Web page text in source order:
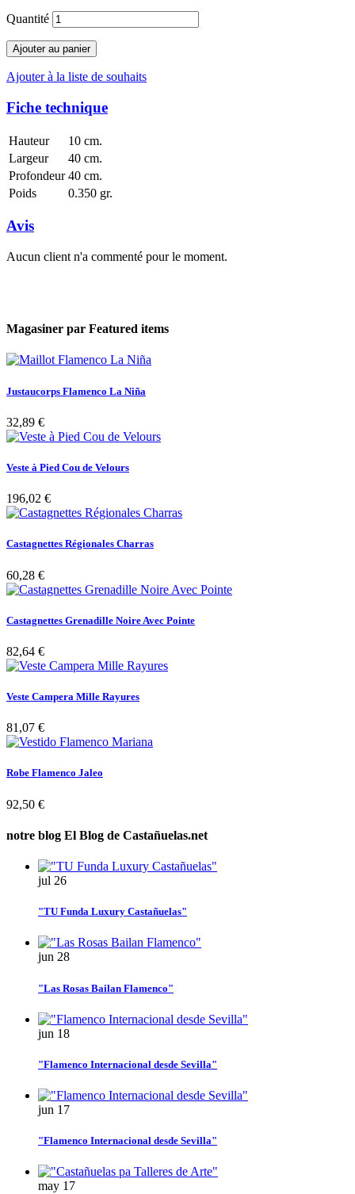
Quantité
Ajouter au panier
Ajouter à la liste de souhaits
Fiche technique
Hauteur
10 cm.
Largeur
40 cm.
Profondeur 40 cm.
Poids
0.350 gr.
Avis
Aucun client n'a commenté pour le moment.
Magasiner par Featured items
Justaucorps Flamenco La Niña
32,89 €
Veste à Pied Cou de Velours
196,02 €
Castagnettes Régionales Charras
60,28 €
Castagnettes Grenadille Noire Avec Pointe
82,64 €
Veste Campera Mille Rayures
81,07 €
Robe Flamenco Jaleo
92,50 €
notre blog El Blog de Castañuelas.net
jul 26
"TU Funda Luxury Castañuelas"
jun 28
"Las Rosas Bailan Flamenco"
jun 18
"Flamenco Internacional desde Sevilla"
jun 17
"Flamenco Internacional desde Sevilla"
may 17